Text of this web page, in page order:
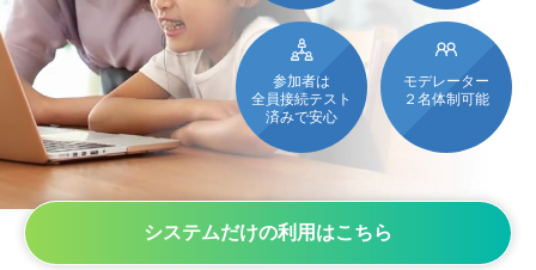
参加者は
全員接続テスト
済みで安心
モデレーター
２名体制可能
システムだけの利用はこちら